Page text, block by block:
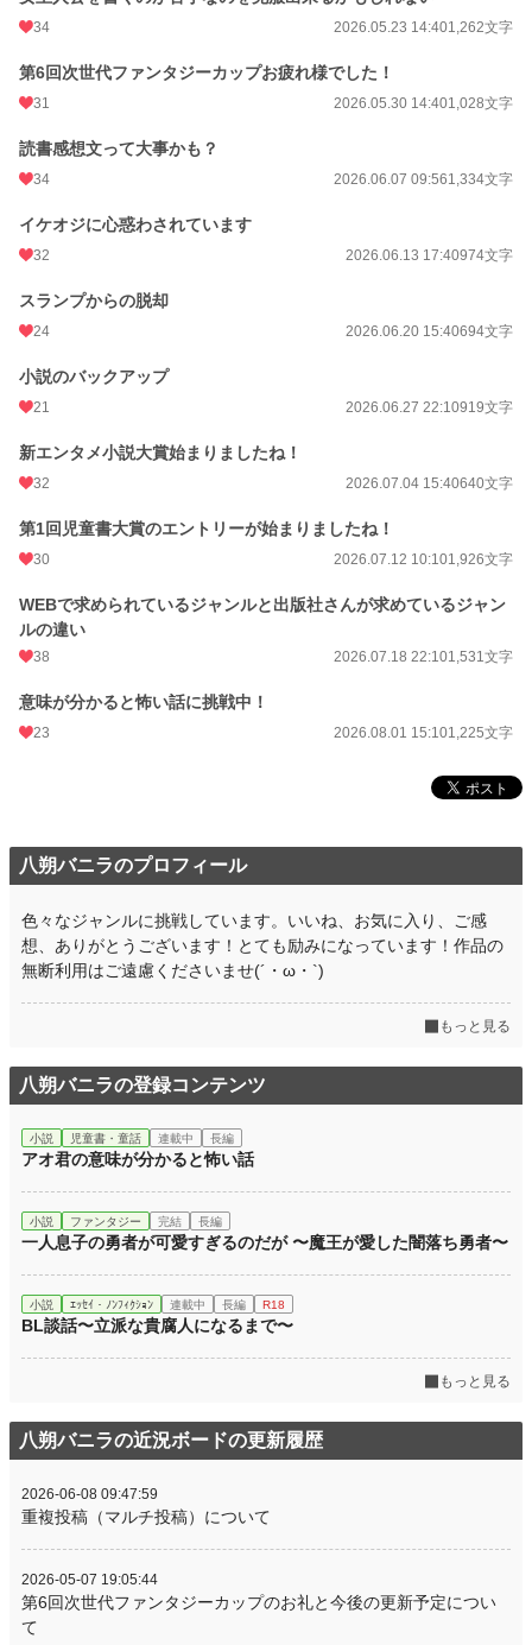
34 2026.05.23 14:401,262文字
第6回次世代ファンタジーカップお疲れ様でした！
31 2026.05.30 14:401,028文字
読書感想文って大事かも？
34 2026.06.07 09:561,334文字
イケオジに心惑わされています
32 2026.06.13 17:40974文字
スランプからの脱却
24 2026.06.20 15:40694文字
小説のバックアップ
21 2026.06.27 22:10919文字
新エンタメ小説大賞始まりましたね！
32 2026.07.04 15:40640文字
第1回児童書大賞のエントリーが始まりましたね！
30 2026.07.12 10:101,926文字
WEBで求められているジャンルと出版社さんが求めているジャン
ルの違い
38 2026.07.18 22:101,531文字
意味が分かると怖い話に挑戦中！
23 2026.08.01 15:101,225文字
八朔バニラのプロフィール
色々なジャンルに挑戦しています。いいね、お気に入り、ご感
想、ありがとうございます！とても励みになっています！作品の
無断利用はご遠慮くださいませ(´・ω・`)
もっと見る
八朔バニラの登録コンテンツ
小説 児童書・童話 連載中 長編
アオ君の意味が分かると怖い話
小説 ファンタジー 完結 長編
一人息子の勇者が可愛すぎるのだが 〜魔王が愛した闇落ち勇者〜
小説 ｴｯｾｲ・ﾉﾝﾌｨｸｼｮﾝ 連載中 長編 R18
BL談話〜立派な貴腐人になるまで〜
もっと見る
八朔バニラの近況ボードの更新履歴
2026-06-08 09:47:59
重複投稿（マルチ投稿）について
2026-05-07 19:05:44
第6回次世代ファンタジーカップのお礼と今後の更新予定につい
て